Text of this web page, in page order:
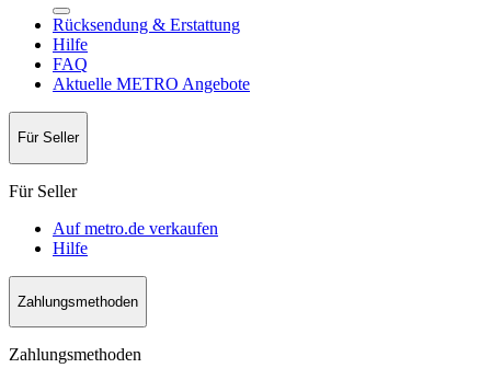
Rücksendung & Erstattung
Hilfe
FAQ
Aktuelle METRO Angebote
Für Seller
Für Seller
Auf metro.de verkaufen
Hilfe
Zahlungsmethoden
Zahlungsmethoden